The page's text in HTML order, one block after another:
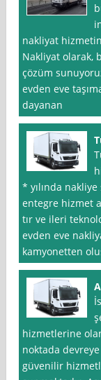
nakliyat
Nakliyat olarak,
çözüm
evden eve
dayanan
* yılında
entegre hizmet
tır ve ileri
evden eve
kamyonetten
hizmetlerine
noktada
güvenilir